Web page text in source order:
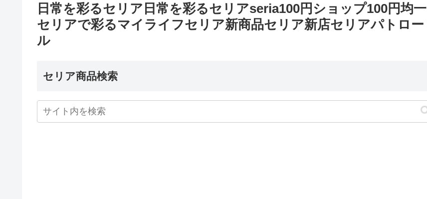
日常を彩るセリア日常を彩るセリアseria100円ショップ100円均一
セリアで彩るマイライフセリア新商品セリア新店セリアパトロー
ル
セリア商品検索